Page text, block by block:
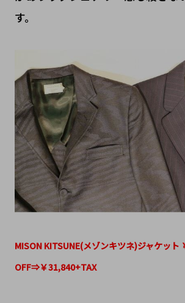
す。
MISON KITSUNE(メゾンキツネ)ジャケット
OFF⇒￥31,840+TAX